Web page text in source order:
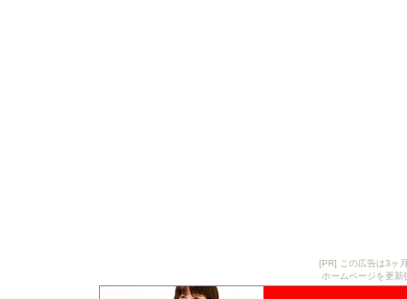
[PR] この広告は3ヶ
ホームページを更